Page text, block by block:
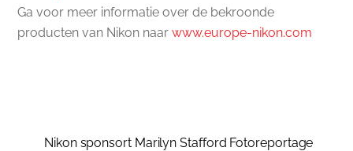
Ga voor meer informatie over de bekroonde
producten van Nikon naarwww.europe-nikon.com
Nikon sponsort Marilyn Stafford Fotoreportage